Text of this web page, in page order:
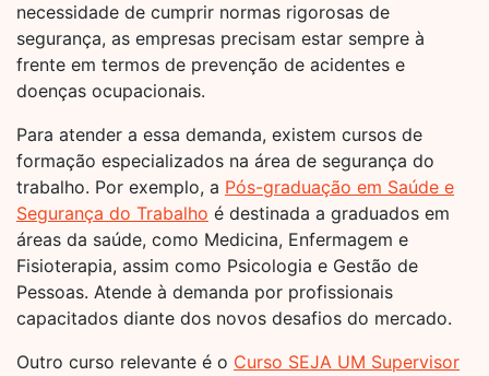
necessidade de cumprir normas rigorosas de
segurança, as empresas precisam estar sempre à
frente em termos de prevenção de acidentes e
doenças ocupacionais.
Para atender a essa demanda, existem cursos de
formação especializados na área de segurança do
trabalho. Por exemplo, a Pós-graduação em Saúde e
Segurança do Trabalho é destinada a graduados em
áreas da saúde, como Medicina, Enfermagem e
Fisioterapia, assim como Psicologia e Gestão de
Pessoas. Atende à demanda por profissionais
capacitados diante dos novos desafios do mercado.
Outro curso relevante é o Curso SEJA UM Supervisor